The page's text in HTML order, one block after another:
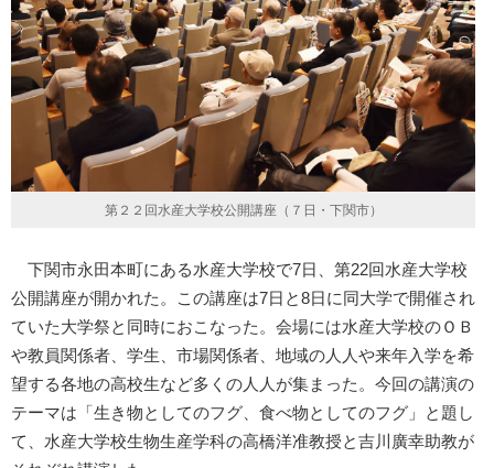
第２２回水産大学校公開講座（７日・下関市）
下関市永田本町にある水産大学校で7日、第22回水産大学校
公開講座が開かれた。この講座は7日と8日に同大学で開催され
ていた大学祭と同時におこなった。会場には水産大学校のＯＢ
や教員関係者、学生、市場関係者、地域の人人や来年入学を希
望する各地の高校生など多くの人人が集まった。今回の講演の
テーマは「生き物としてのフグ、食べ物としてのフグ」と題し
て、水産大学校生物生産学科の高橋洋准教授と吉川廣幸助教が